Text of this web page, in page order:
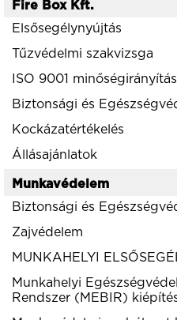
Fire Box Kft.
Elsősegélynyújtás
Tűzvédelmi szakvizsga
ISO 9001
Biztonsági és
Kockázatértékelés
Állásajánlatok
Munkavédelem
Biztonsági és
Zajvédelem
MUNKAHELYI
Munkahelyi
Rendszer (MEBIR)